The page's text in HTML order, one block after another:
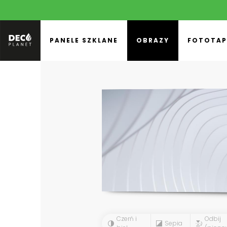
PANELE SZKLANE OBRAZY
Czerń i
Sepia
Odbij